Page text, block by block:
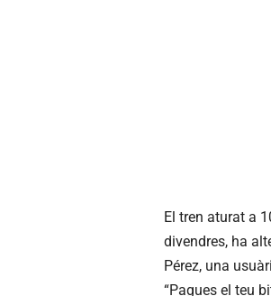
El tren aturat a
divendres, ha
Pérez, una
“Pagues el teu